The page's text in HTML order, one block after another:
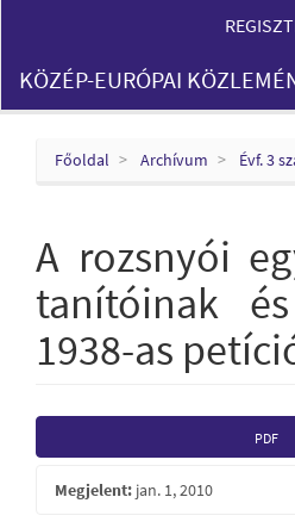
Content
Sidebar
KÖZÉP-EURÓPAI
Főoldal Archívum Évf. 3
A rozsnyói
tanítóinak
1938-as
Article
Sidebar
PDF
Megjelent: jan. 1, 2010